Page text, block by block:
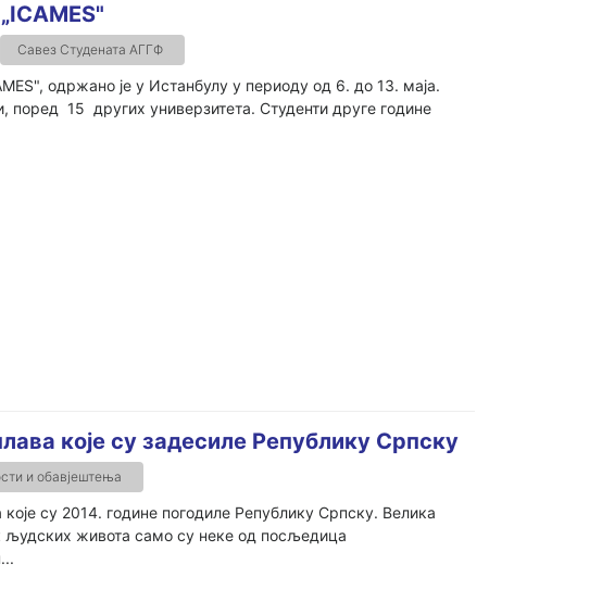
Савез Студената АГГФ
одржано је у Истанбулу у периоду од 6. до 13. маја.
поред 15 других универзитета. Студенти друге године
које су задесиле Републику Српску
и обавјештења
су 2014. године погодиле Републику Српску. Велика
људских живота само су неке од посљедица